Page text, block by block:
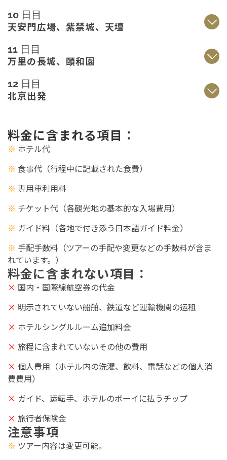
10 日目
天安門広場、紫禁城、天壇
11 日目
万里の長城、頤和園
12 日目
北京出発
料金に含まれる項目：
※ ホテル代
※ 食事代（行程中に記載された食費）
※ 専用車利用料
※ チケット代（各観光地の基本的な入場費用）
※ ガイド料（各地で付き添う日本語ガイド料金）
※ 手配手数料（ツアーの手配や変更などの手数料が含ま
れています。）
料金に含まれない項目：
× 国内・国際線航空券の代金
× 明示されていない船舶、鉄道など運輸機関の运租
× ホテルシングルルーム追加料金
× 旅程に含まれていないその他の費用
× 個人費用（ホテル内の洗濯、飲料、電話などの個人消
費費用）
× ガイド、运転手、ホテルのボーイに払うチップ
× 旅行者保険金
注意事項
※ ツアー内容は変更可能。